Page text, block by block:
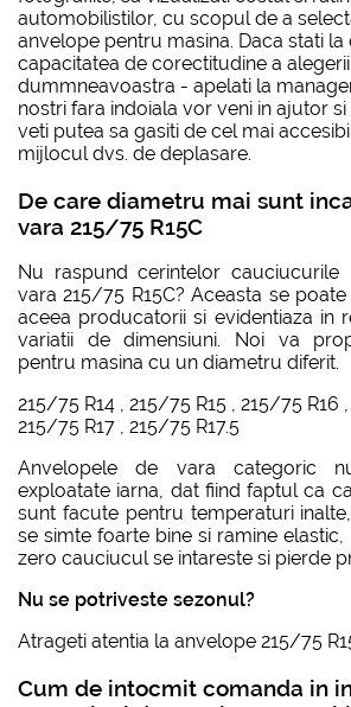
automobilistilor, cu scopul de a
anvelope pentru masina. Daca stati la
capacitatea de corectitudine a
dummneavoastra - apelati la
nostri fara indoiala vor veni in ajutor
veti putea sa gasiti de cel mai
mijlocul dvs. de deplasare.
De care diametru mai sunt
vara 215/75 R15C
Nu raspund cerintelor cauciucurile
vara 215/75 R15C? Aceasta se
aceea producatorii si evidentiaza in
variatii de dimensiuni. Noi va
pentru masina cu un diametru diferit.
215/75 R14 , 215/75 R15 , 215/75 R16 ,
215/75 R17 , 215/75 R17.5
Anvelopele de vara categoric
exploatate iarna, dat fiind faptul ca
sunt facute pentru temperaturi
se simte foarte bine si ramine
zero cauciucul se intareste si pierde
Nu se potriveste sezonul?
Atrageti atentia la anvelope 215/75
Cum de intocmit comanda in